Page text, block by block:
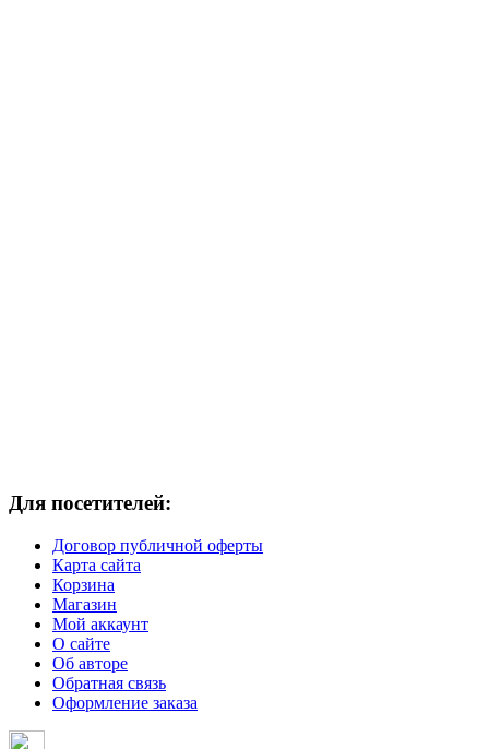
Для посетителей:
Договор публичной оферты
Карта сайта
Корзина
Магазин
Мой аккаунт
О сайте
Об авторе
Обратная связь
Оформление заказа